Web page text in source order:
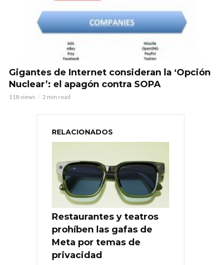
Gigantes de Internet consideran la ‘Opción
Nuclear’: el apagón contra SOPA
118 views 2 min read
RELACIONADOS
Restaurantes y teatros
prohíben las gafas de
Meta por temas de
privacidad